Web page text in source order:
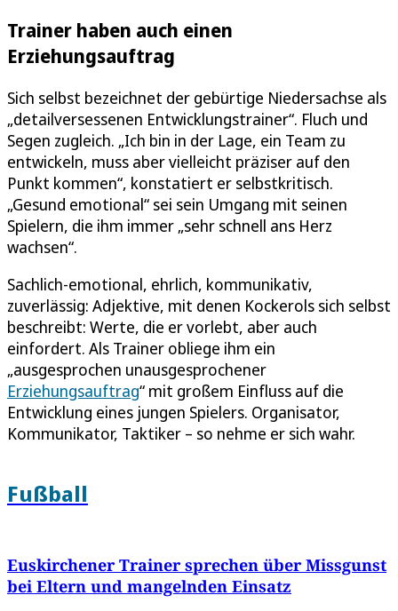
Trainer haben auch einen
Erziehungsauftrag
Sich selbst bezeichnet der gebürtige Niedersachse als
„detailversessenen Entwicklungstrainer“. Fluch und
Segen zugleich. „Ich bin in der Lage, ein Team zu
entwickeln, muss aber vielleicht präziser auf den
Punkt kommen“, konstatiert er selbstkritisch.
„Gesund emotional“ sei sein Umgang mit seinen
Spielern, die ihm immer „sehr schnell ans Herz
wachsen“.
Sachlich-emotional, ehrlich, kommunikativ,
zuverlässig: Adjektive, mit denen Kockerols sich selbst
beschreibt: Werte, die er vorlebt, aber auch
einfordert. Als Trainer obliege ihm ein
„ausgesprochen unausgesprochener
Erziehungsauftrag“ mit großem Einfluss auf die
Entwicklung eines jungen Spielers. Organisator,
Kommunikator, Taktiker – so nehme er sich wahr.
Fußball
Euskirchener Trainer sprechen über Missgunst
bei Eltern und mangelnden Einsatz